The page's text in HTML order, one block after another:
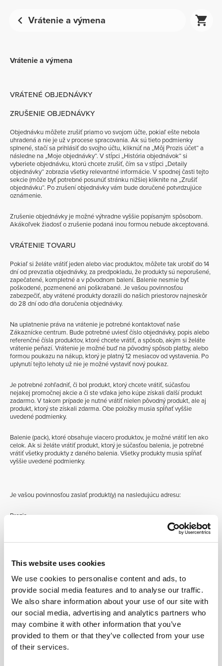
This website uses cookies
We use cookies to personalise content and ads, to
provide social media features and to analyse our traffic.
We also share information about your use of our site with
our social media, advertising and analytics partners who
may combine it with other information that you’ve
provided to them or that they’ve collected from your use
of their services.
Vrátenie a výmena
Vrátenie a výmena
VRÁTENÉ OBJEDNÁVKY
ZRUŠENIE OBJEDNÁVKY
Objednávku môžete zrušiť priamo vo svojom účte, pokiaľ ešte nebola
uhradená a nie je už v procese spracovania. Ak sú tieto podmienky
splnené, stačí sa prihlásiť do svojho účtu, kliknúť na „Môj Prozis účet“ a
následne na „Moje objednávky“. V stĺpci „História objednávok“ si
vyberiete objednávku, ktorú chcete zrušiť, čím sa v stĺpci „Detaily
objednávky“ zobrazia všetky relevantné informácie. V spodnej časti tejto
sekcie (môže byť potrebné posunúť stránku nižšie) kliknite na „Zrušiť
objednávku“. Po zrušení objednávky vám bude doručené potvrdzujúce
oznámenie.
Zrušenie objednávky je možné výhradne vyššie popísaným spôsobom.
Akákoľvek žiadosť o zrušenie podaná inou formou nebude akceptovaná.
VRÁTENIE TOVARU
Pokiaľ si želáte vrátiť jeden alebo viac produktov, môžete tak urobiť do 14
dní od prevzatia objednávky, za predpokladu, že produkty sú neporušené,
zapečatené, kompletné a v pôvodnom balení. Balenie nesmie byť
poškodené, pozmenené ani poškrabané. Je vašou povinnosťou
zabezpečiť, aby vrátené produkty dorazili do našich priestorov najneskôr
do 28 dní odo dňa doručenia objednávky.
Na uplatnenie práva na vrátenie je potrebné kontaktovať naše
Zákaznícke centrum. Bude potrebné uviesť číslo objednávky, popis alebo
referenčné čísla produktov, ktoré chcete vrátiť, a spôsob, akým si želáte
vrátenie peňazí. Vrátenie je možné buď na pôvodný spôsob platby, alebo
formou poukazu na nákup, ktorý je platný 12 mesiacov od vystavenia. Po
uplynutí tejto lehoty už nie je možné vystaviť nový poukaz.
Je potrebné zohľadniť, či bol produkt, ktorý chcete vrátiť, súčasťou
nejakej promočnej akcie a či ste vďaka jeho kúpe získali ďalší produkt
zadarmo. V takom prípade je nutné vrátiť nielen pôvodný produkt, ale aj
produkt, ktorý ste získali zdarma. Obe položky musia spĺňať vyššie
uvedené podmienky.
Balenie (pack), ktoré obsahuje viacero produktov, je možné vrátiť len ako
celok. Ak si želáte vrátiť produkt, ktorý je súčasťou balenia, je potrebné
vrátiť všetky produkty z daného balenia. Všetky produkty musia spĺňať
vyššie uvedené podmienky.
Je vašou povinnosťou zaslať produkt(y) na nasledujúcu adresu:
Prozis
Portugalsko
V prípade neúplných alebo poškodených produktov, produktov bez
pôvodného balenia a/alebo etikety, alebo produktov s viditeľnými
známkami používania, vrátenie nebude akceptované.
Neakceptujeme ani vrátenie produktov, ktorým do exspirácie zostáva
menej ako mesiac, spodnej bielizne alebo plaviek, darčekov či produktov
zakúpených za ProzisPoints.